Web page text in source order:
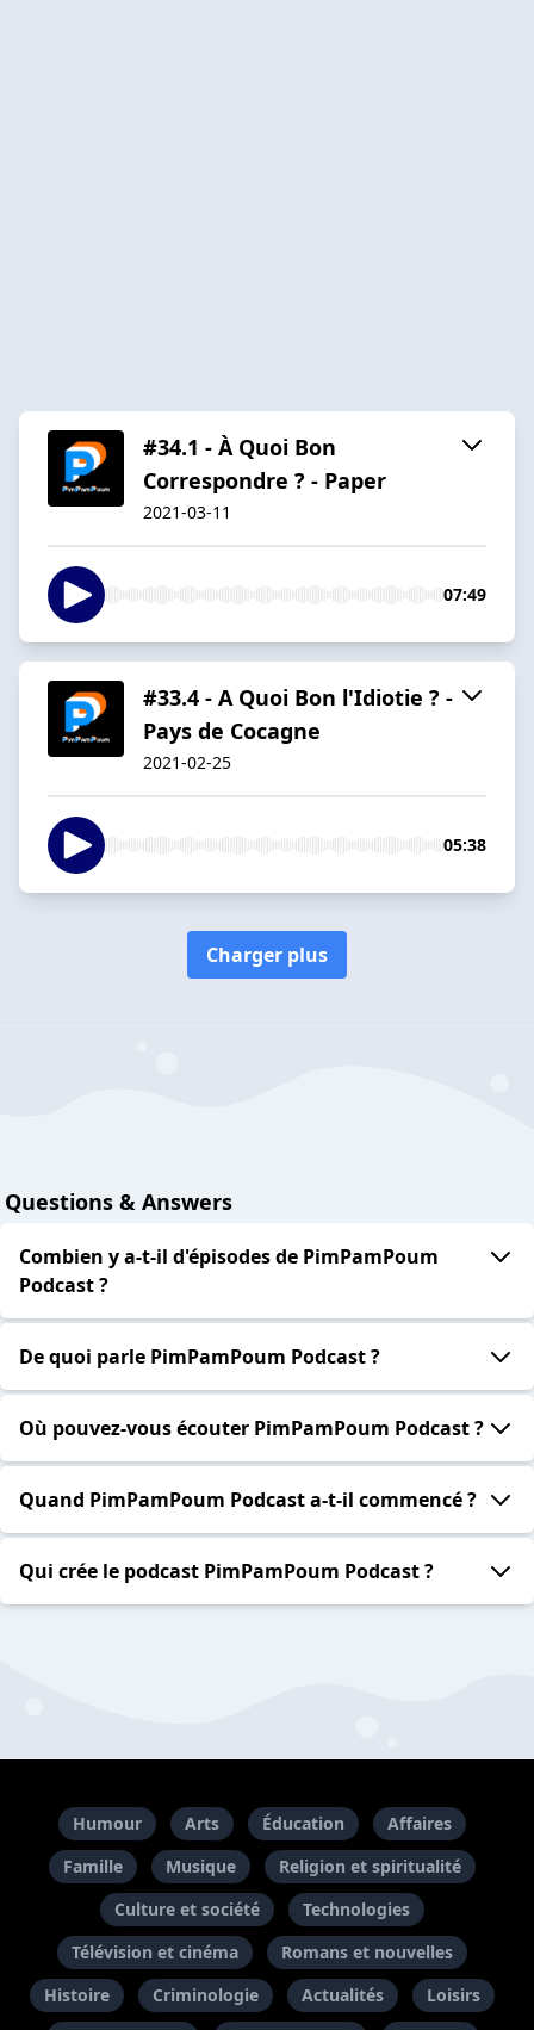
#34.1 - À Quoi Bon
Correspondre ? - Paper
2021-03-11
07:49
#33.4 - A Quoi Bon l'Idiotie ? -
Pays de Cocagne
2021-02-25
05:38
Charger plus
Questions & Answers
Combien y a-t-il d'épisodes de PimPamPoum
Podcast ?
De quoi parle PimPamPoum Podcast ?
Où pouvez-vous écouter PimPamPoum Podcast ?
Quand PimPamPoum Podcast a-t-il commencé ?
Qui crée le podcast PimPamPoum Podcast ?
Humour Arts Éducation
Affaires
Famille
Musique
Religion et spiritualité
Culture et société
Technologies
Télévision et cinéma
Romans et nouvelles
Histoire
Criminologie Actualités
Loisirs